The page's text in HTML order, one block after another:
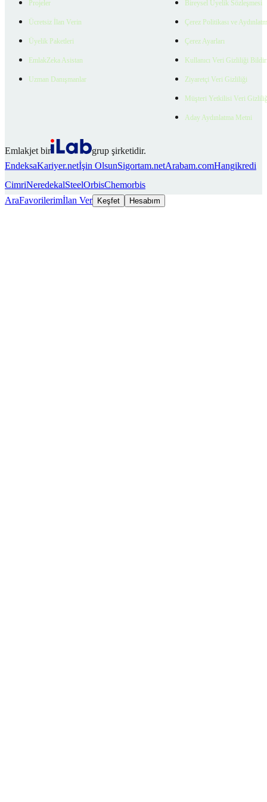
Projeler
Ücretsiz İlan Verin
Üyelik Paketleri
EmlakZeka Asistan
Uzman Danışmanlar
Bireysel Üyelik Sözleşmesi
Çerez Politikası ve
Çerez Ayarları
Kullanıcı Veri Gizliliği
Ziyaretçi Veri Gizliliği
Müşteri Yetkilisi Veri
Aday Aydınlatma Metni
Emlakjet bir
grup şirketidir.
EndeksaKariyer.netİşin OlsunSigortam.netArabam.comHangikredi
CimriNeredekalSteelOrbisChemorbis
AraFavorilerimİlan Ver Keşfet Hesabım